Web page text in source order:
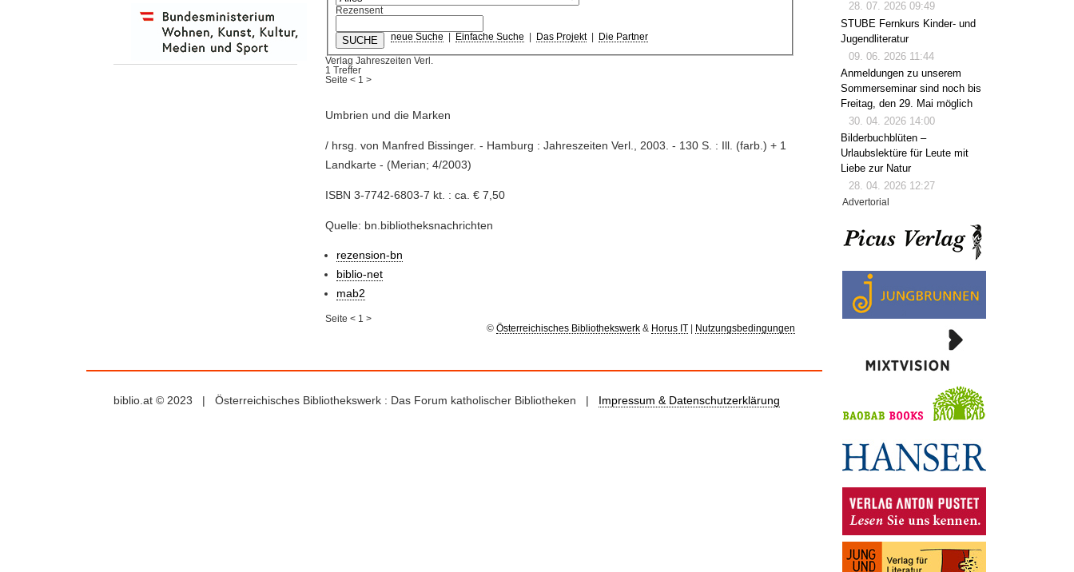
Rezensent
neue Suche Einfache Suche Das Projekt| Die Partner
Verlag Jahreszeiten Verl.
1 Treffer
Seite< 1 >
Umbrien und die Marken
/ hrsg. von Manfred Bissinger. - Hamburg : Jahreszeiten Verl., 2003. - 130 S. : Ill. (farb.) + 1
Landkarte - (Merian; 4/2003)
ISBN 3-7742-6803-7 kt. : ca. € 7,50
Quelle: bn.bibliotheksnachrichten
rezension-bn
biblio-net
mab2
Seite< 1 >
© Österreichisches Bibliothekswerk& Horus IT| Nutzungsbedingungen
biblio.at © 2023 | Österreichisches Bibliothekswerk : Das Forum katholischer Bibliotheken | Impressum & Datenschutzerklärung
28. 07. 2026 09:49
STUBE Fernkurs Kinder- und
Jugendliteratur
09. 06. 2026 11:44
Anmeldungen zu unserem
Sommerseminar sind noch bis
Freitag, den 29. Mai möglich
30. 04. 2026 14:00
Bilderbuchblüten –
Urlaubslektüre für Leute mit
Liebe zur Natur
28. 04. 2026 12:27
Advertorial